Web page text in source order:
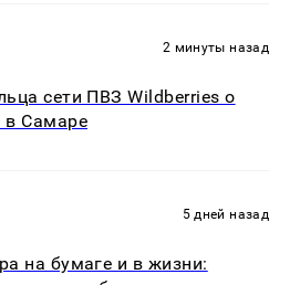
2 минуты назад
сети ПВЗ Wildberries о
в Самаре
5 дней назад
на бумаге и в жизни: